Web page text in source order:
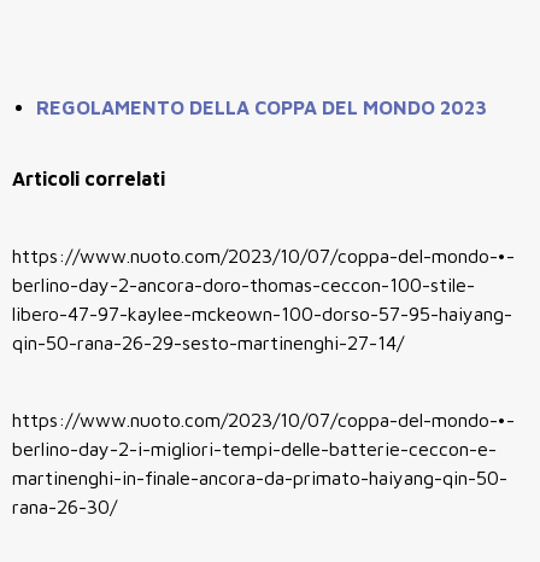
REGOLAMENTO DELLA COPPA DEL MONDO 2023
Articoli correlati
https://www.nuoto.com/2023/10/07/coppa-del-mondo-•-
berlino-day-2-ancora-doro-thomas-ceccon-100-stile-
libero-47-97-kaylee-mckeown-100-dorso-57-95-haiyang-
qin-50-rana-26-29-sesto-martinenghi-27-14/
https://www.nuoto.com/2023/10/07/coppa-del-mondo-•-
berlino-day-2-i-migliori-tempi-delle-batterie-ceccon-e-
martinenghi-in-finale-ancora-da-primato-haiyang-qin-50-
rana-26-30/